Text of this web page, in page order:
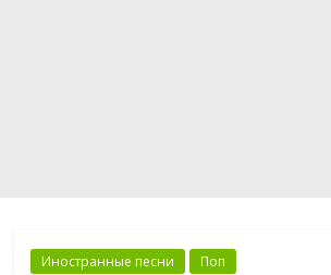
Иностранные песни Поп